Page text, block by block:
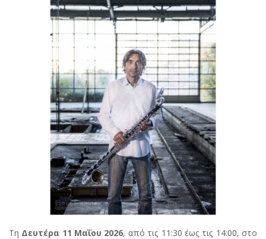
Τη Δευτέρα 11 Μαΐου 2026, από τις 11:30 έως τις 14:00, στο